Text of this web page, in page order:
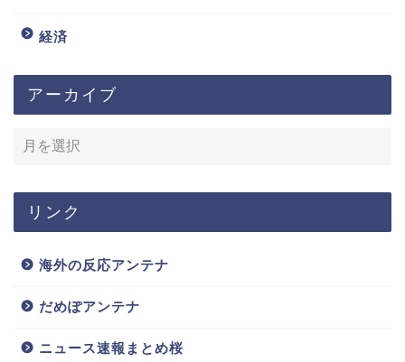
経済
アーカイブ
リンク
海外の反応アンテナ
だめぽアンテナ
ニュース速報まとめ桜